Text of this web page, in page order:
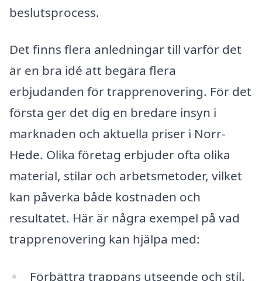
beslutsprocess.
Det finns flera anledningar till varför det
är en bra idé att begära flera
erbjudanden för trapprenovering. För det
första ger det dig en bredare insyn i
marknaden och aktuella priser i Norr-
Hede. Olika företag erbjuder ofta olika
material, stilar och arbetsmetoder, vilket
kan påverka både kostnaden och
resultatet. Här är några exempel på vad
trapprenovering kan hjälpa med:
Förbättra trappans utseende och stil.